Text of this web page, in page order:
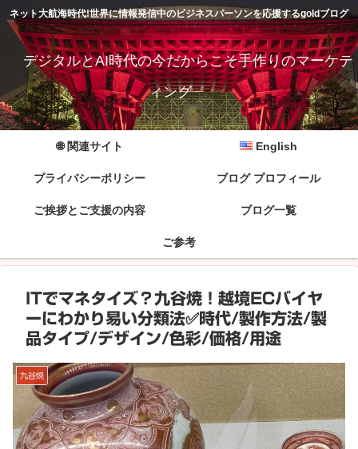
ネット大航海時代!世界に情報発信中のビジネスパーソンを応援するgoldブログ
デジタルとAI時代の今だからこそ手作りのマーケテ
ィング
🌐 関連サイト English
プライバシーポリシー ブログ プロフィール
ご挨拶とご支援の内容 ブログ一覧
ご参考
ITでマネタイズ？九谷焼！越境ECバイヤ
ーにわかり易い分類法✅時代/製作方法/製
品タイプ/デザイン/色彩/価格/用途
九谷焼